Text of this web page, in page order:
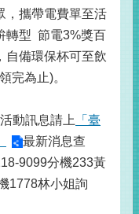
，攜帶電費單至活
轉型 節電3%獎百
自備環保杯可至飲
完為止)。
動訊息請上
「臺
最新消息查
9099分機233黃
1778林小姐詢